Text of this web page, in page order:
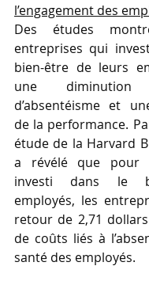
l’engagement des
Des études
entreprises qui
bien-être de leurs
une
d’absentéisme et
de la performance.
étude de la Harvard
a révélé que pour
investi dans le
employés, les
retour de 2,71
de coûts liés à
santé des employés.